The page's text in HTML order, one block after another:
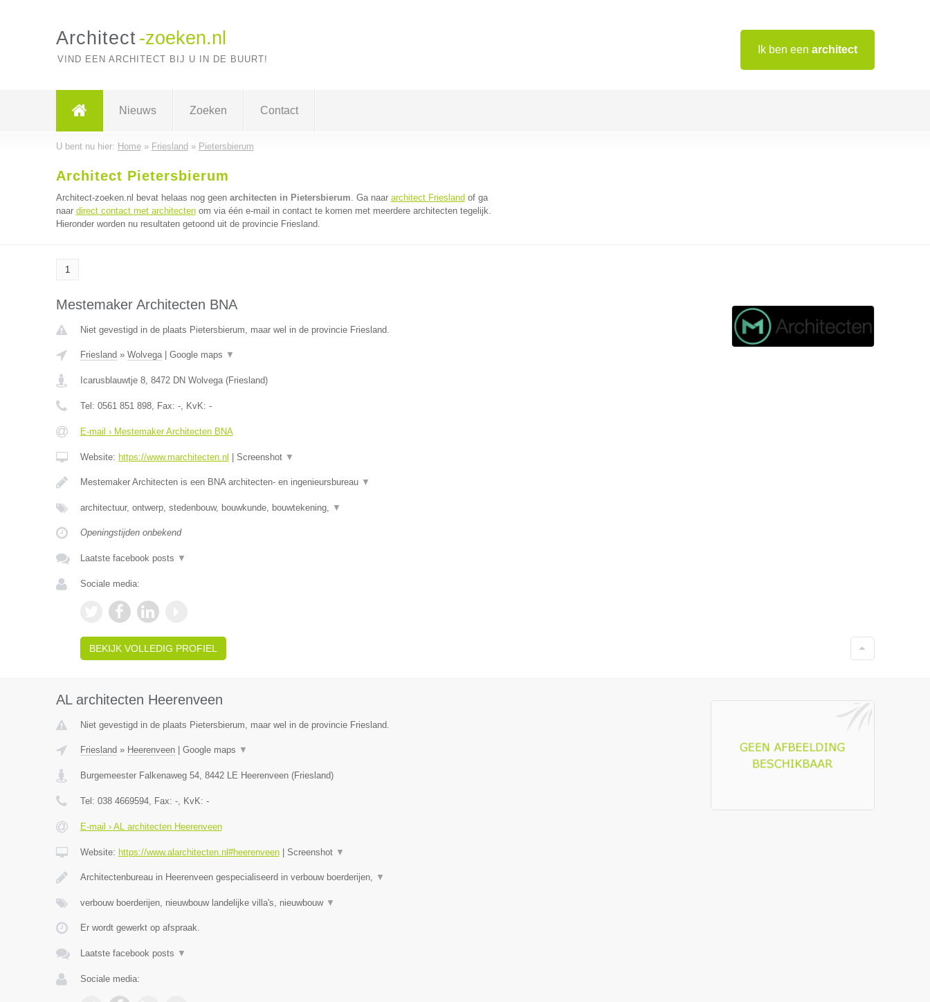
Ik ben een architect
Architect -zoeken.nl
VIND EEN ARCHITECT BIJ U IN DE BUURT!
Nieuws Zoeken Contact
U bent nu hier: Home» Friesland » Pietersbierum
Architect Pietersbierum
Architect-zoeken.nl bevat helaas nog geen architecten in Pietersbierum. Ga naar architect Friesland of ga
naar direct contact met architectenom via één e-mail in contact te komen met meerdere architecten tegelijk.
Hieronder worden nu resultaten getoond uit de provincie Friesland.
1
Mestemaker Architecten BNA
Niet gevestigd in de plaats Pietersbierum, maar wel in de provincie Friesland.
Friesland » Wolvega| Google maps ▼
Icarusblauwtje 8, 8472 DN Wolvega(Friesland)
Tel: 0561 851 898, Fax: -, KvK: -
E-mail › Mestemaker Architecten BNA
Website: https://www.marchitecten.nl Screenshot ▼
Mestemaker Architecten is een BNA architecten- en ingenieursbureau ▼
architectuur, ontwerp, stedenbouw, bouwkunde, bouwtekening, ▼
Openingstijden onbekend
Laatste facebook posts ▼
Sociale media:
BEKIJK VOLLEDIG PROFIEL
AL architecten Heerenveen
Niet gevestigd in de plaats Pietersbierum, maar wel in de provincie Friesland.
Friesland » Heerenveen| Google maps ▼
Burgemeester Falkenaweg 54, 8442 LE Heerenveen(Friesland)
Tel: 038 4669594, Fax: -, KvK: -
E-mail › AL architecten Heerenveen
Website: https://www.alarchitecten.nl#heerenveen| Screenshot ▼
Architectenbureau in Heerenveen gespecialiseerd in verbouw boerderijen, ▼
verbouw boerderijen, nieuwbouw landelijke villa's, nieuwbouw ▼
Er wordt gewerkt op afspraak.
Laatste facebook posts ▼
Sociale media: